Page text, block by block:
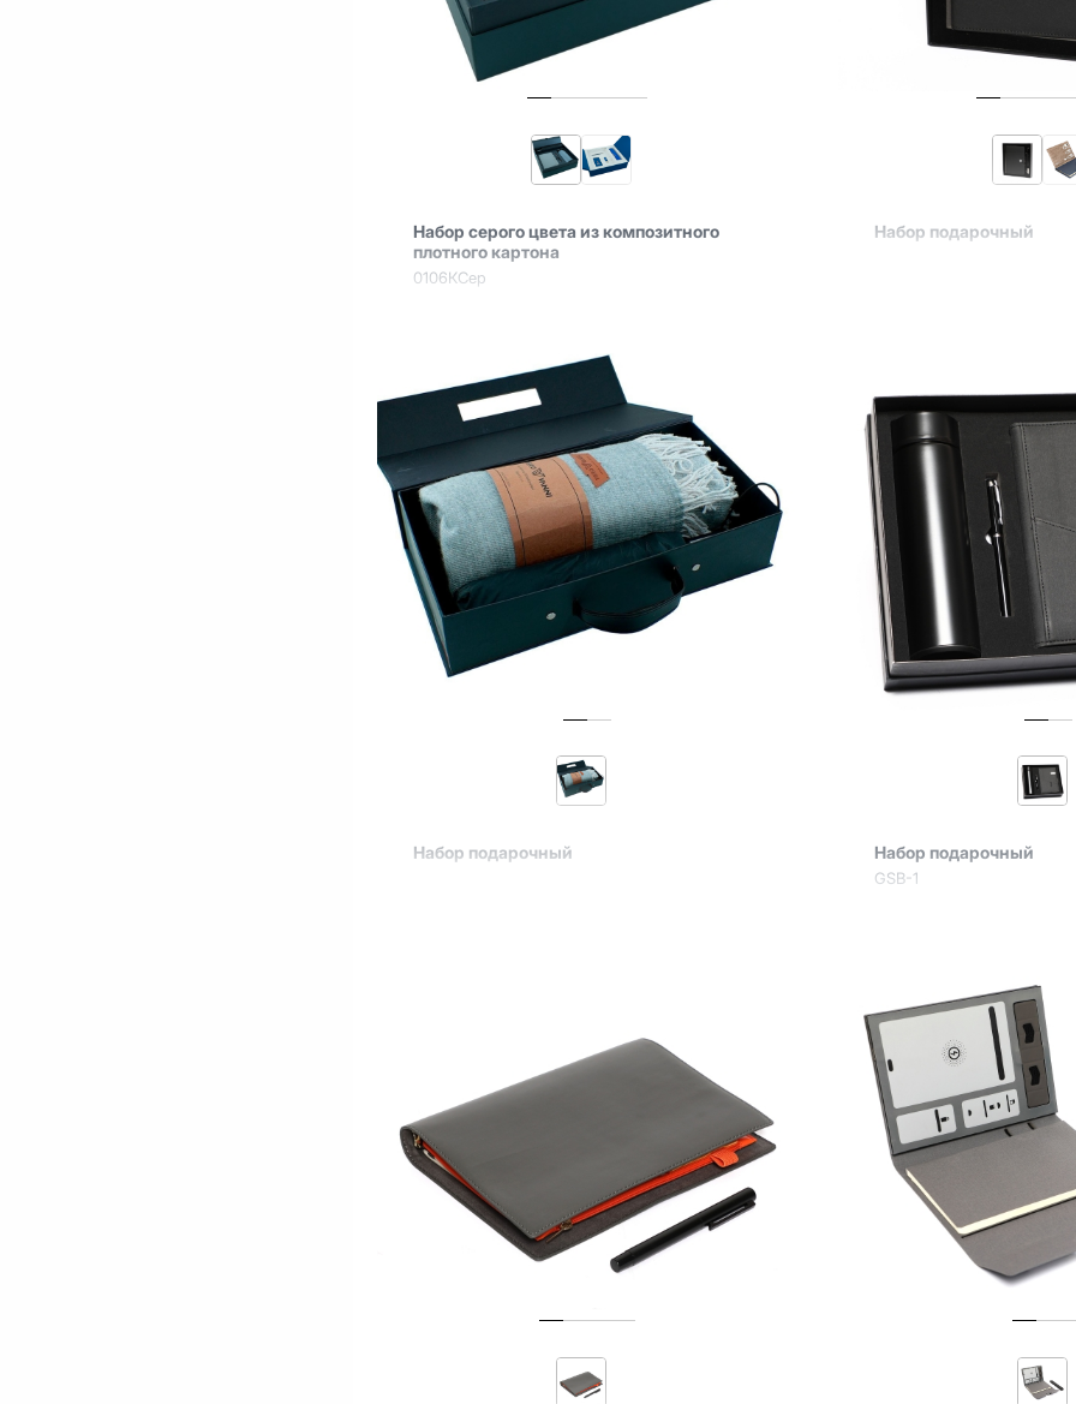
Набор серого цвета из композитного
плотного картона
0106КСер
Набор подарочный
Набор подарочный Набор подарочный
GSB-1